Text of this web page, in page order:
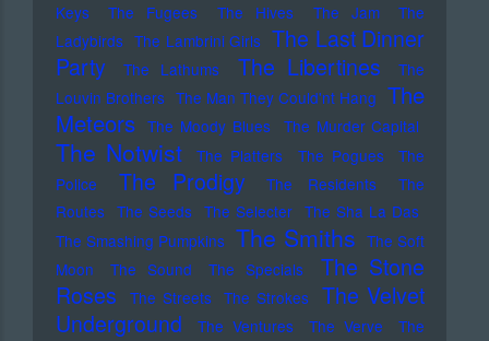
Keys
The Fugees The Hives The Jam
The
Ladybirds The Lambrini Girls The Last Dinner
Party
The Lathums The Libertines
The
Louvin Brothers The Man They Could'nt Hang The
Meteors The Moody Blues The Murder Capital
The Notwist The Platters The Pogues
The
Police
The Prodigy The Residents
The
Routes The Seeds The Selecter The Sha La Das
The Smashing Pumpkins The Smiths The Soft
Moon
The Sound The Specials
The Stone
Roses
The Streets The Strokes
The Velvet
Underground
The Ventures The Verve
The